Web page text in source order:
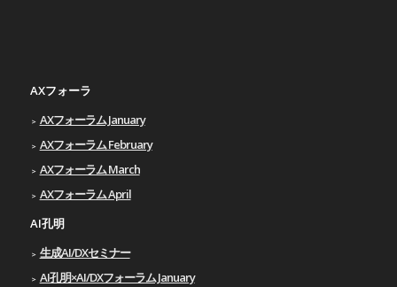
AXフォーラ
AXフォーラム January
AXフォーラム February
AXフォーラム March
AXフォーラム April
AI孔明
生成AI/DXセミナー
AI孔明×AI/DXフォーラム January